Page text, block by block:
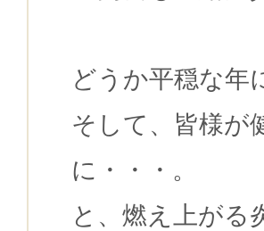
どうか平穏な年
そして、皆様が
に・・・。
と、燃え上がる